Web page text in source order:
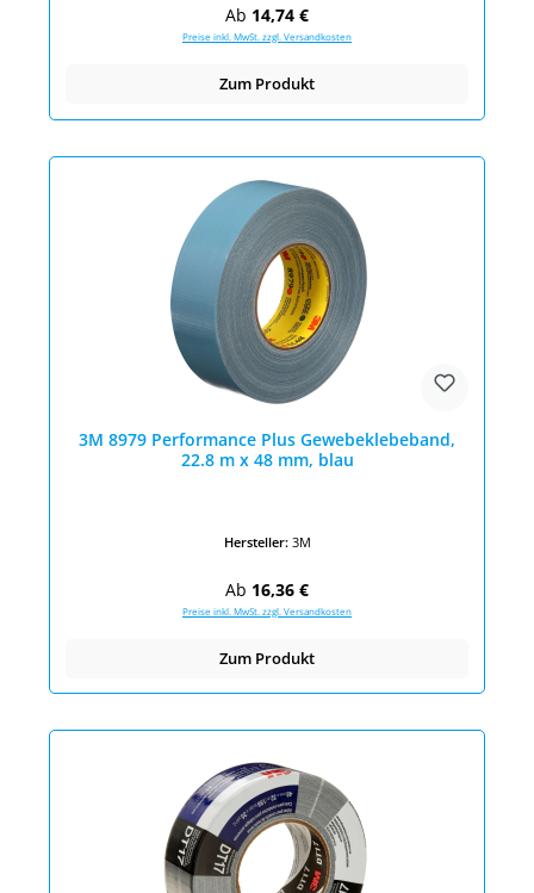
Regulärer Preis:
Ab 14,74 €
Preise inkl. MwSt. zzgl. Versandkosten
Zum Produkt
3M 8979 Performance Plus Gewebeklebeband,
22.8 m x 48 mm, blau
Hersteller: 3M
Regulärer Preis:
Ab 16,36 €
Preise inkl. MwSt. zzgl. Versandkosten
Zum Produkt